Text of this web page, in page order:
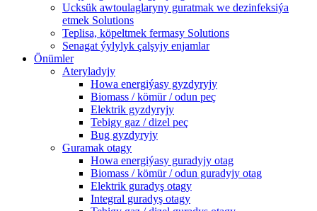
Ucksük awtoulaglaryny guratmak we dezinfeksiýa
etmek Solutions
Teplisa, köpeltmek fermasy Solutions
Senagat ýylylyk çalşyjy enjamlar
Önümler
Ateryladyjy
Howa energiýasy gyzdyryjy
Biomass / kömür / odun peç
Elektrik gyzdyryjy
Tebigy gaz / dizel peç
Bug gyzdyryjy
Guramak otagy
Howa energiýasy guradyjy otag
Biomass / kömür / odun guradyjy otag
Elektrik guradyş otagy
Integral guradyş otagy